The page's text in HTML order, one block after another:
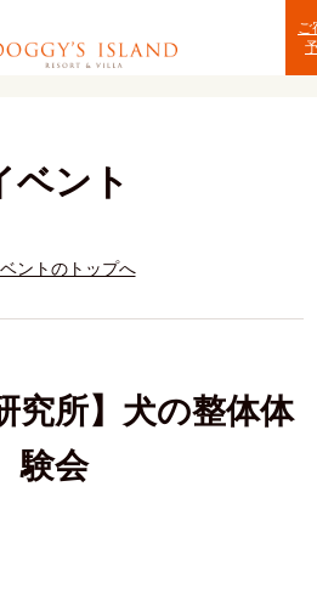
ご
ベント
ントのトップへ
究所】犬の整体体
験会